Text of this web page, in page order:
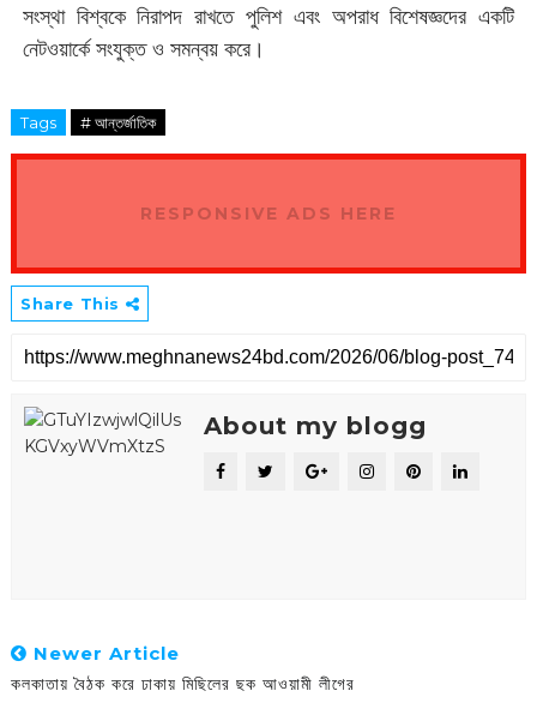
সংস্থা বিশ্বকে নিরাপদ রাখতে পুলিশ এবং অপরাধ বিশেষজ্ঞদের একটি
নেটওয়ার্কে সংযুক্ত ও সমন্বয় করে।
Tags # আন্তর্জাতিক
RESPONSIVE ADS HERE
Share This
About my blogg
Newer Article
কলকাতায় বৈঠক করে ঢাকায় মিছিলের ছক আওয়ামী লীগের